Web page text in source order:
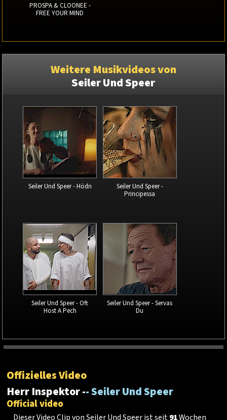
PROSPA & CLOONEE -
FREE YOUR MIND
Weitere Musikvideos von
Seiler Und Speer
Seiler Und Speer - Hödn
Seiler Und Speer -
Principessa
Seiler Und Speer - Oft
Host A Pech
Seiler Und Speer - Servas
Du
Offizielles Video
Herr Inspektor -- Seiler Und Speer
Official video
Dieser Video Clip von Seiler Und Speer ist seit91Wochen